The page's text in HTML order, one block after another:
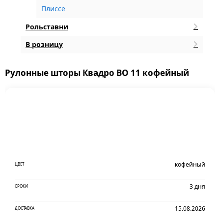
Плиссе
Рольставни
В розницу
Рулонные шторы Квадро BO 11 кофейный
ЦВЕТ кофейный
СРОКИ 3 дня
ДОСТАВКА 15.08.2026